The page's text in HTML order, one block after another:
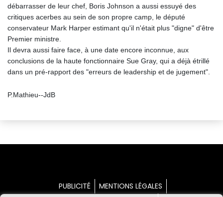
débarrasser de leur chef, Boris Johnson a aussi essuyé des
critiques acerbes au sein de son propre camp, le député
conservateur Mark Harper estimant qu'il n'était plus "digne" d'être
Premier ministre.
Il devra aussi faire face, à une date encore inconnue, aux
conclusions de la haute fonctionnaire Sue Gray, qui a déjà étrillé
dans un pré-rapport des "erreurs de leadership et de jugement".
P.Mathieu--JdB
PUBLICITÉ
MENTIONS LÉGALES